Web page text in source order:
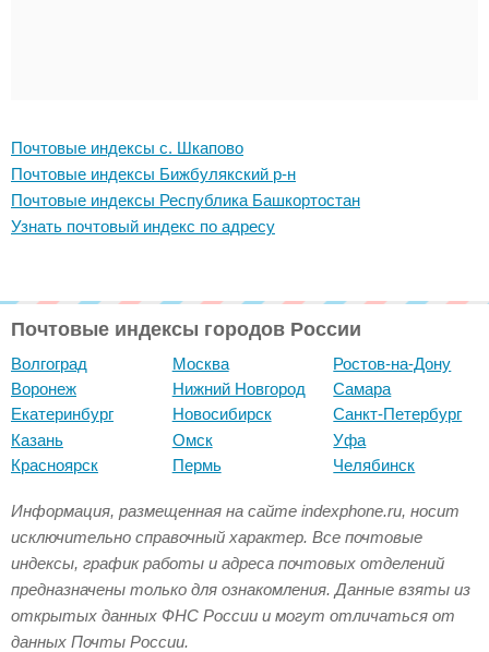
Почтовые индексы с. Шкапово
Почтовые индексы Бижбулякский р-н
Почтовые индексы Республика Башкортостан
Узнать почтовый индекс по адресу
Почтовые индексы городов России
Волгоград
Воронеж
Екатеринбург
Казань
Красноярск
Москва
Нижний Новгород
Новосибирск
Омск
Пермь
Ростов-на-Дону
Самара
Санкт-Петербург
Уфа
Челябинск
Информация, размещенная на сайте indexphone.ru, носит
исключительно справочный характер. Все почтовые
индексы, график работы и адреса почтовых отделений
предназначены только для ознакомления. Данные взяты из
открытых данных ФНС России и могут отличаться от
данных Почты России.